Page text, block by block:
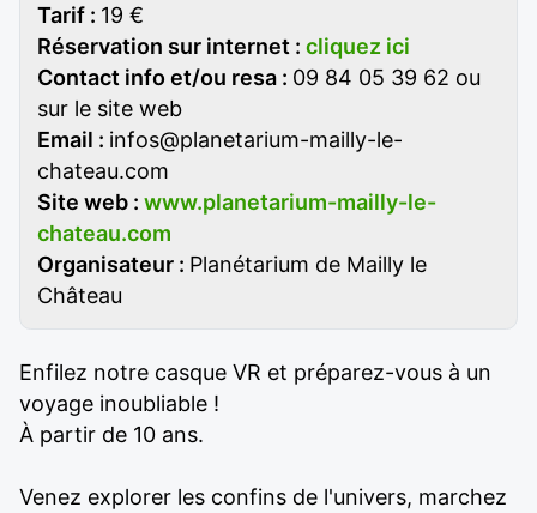
Tarif : 19 €
Réservation sur internet : cliquez ici
Contact info et/ou resa : 09 84 05 39 62 ou
sur le site web
Email : infos@planetarium-mailly-le-
chateau.com
Site web : www.planetarium-mailly-le-
chateau.com
Organisateur : Planétarium de Mailly le
Château
Enfilez notre casque VR et préparez-vous à un
voyage inoubliable !
À partir de 10 ans.
Venez explorer les confins de l'univers, marchez